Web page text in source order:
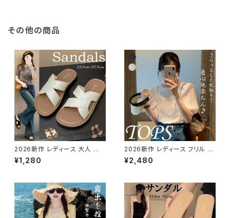
その他の商品
2026新作 レディース 大人 軽
量 ぺたんこ 歩きやすい 疲れな
い おしゃれ アウトドア 通勤 美
¥1,280
2026新作 レディース フリル 異
素材 半袖 カットソー カジュアル
コーデ デイリーウェア
¥2,480